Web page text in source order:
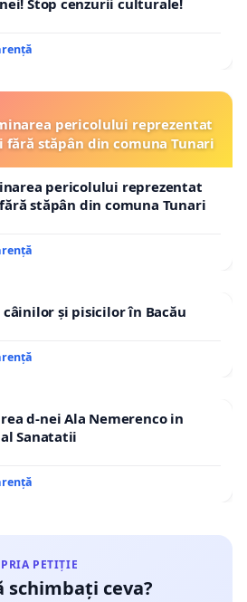
Stop cenzurii culturale!
pericolului reprezentat
fără stăpân din comuna Tunari
pericolului reprezentat
stăpân din comuna Tunari
și pisicilor în Bacău
d-nei Ala Nemerenco in
Sanatatii
PETIȚIE
schimbați ceva?